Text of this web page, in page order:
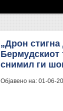
„Дрон
Бермудскиот
снимил ги
Објавено на: 01-06-